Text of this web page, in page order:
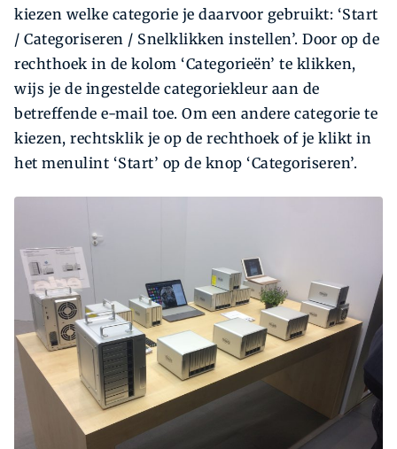
kiezen welke categorie je daarvoor gebruikt: ‘Start
/ Categoriseren / Snelklikken instellen’. Door op de
rechthoek in de kolom ‘Categorieën’ te klikken,
wijs je de ingestelde categoriekleur aan de
betreffende e-mail toe. Om een andere categorie te
kiezen, rechtsklik je op de rechthoek of je klikt in
het menulint ‘Start’ op de knop ‘Categoriseren’.